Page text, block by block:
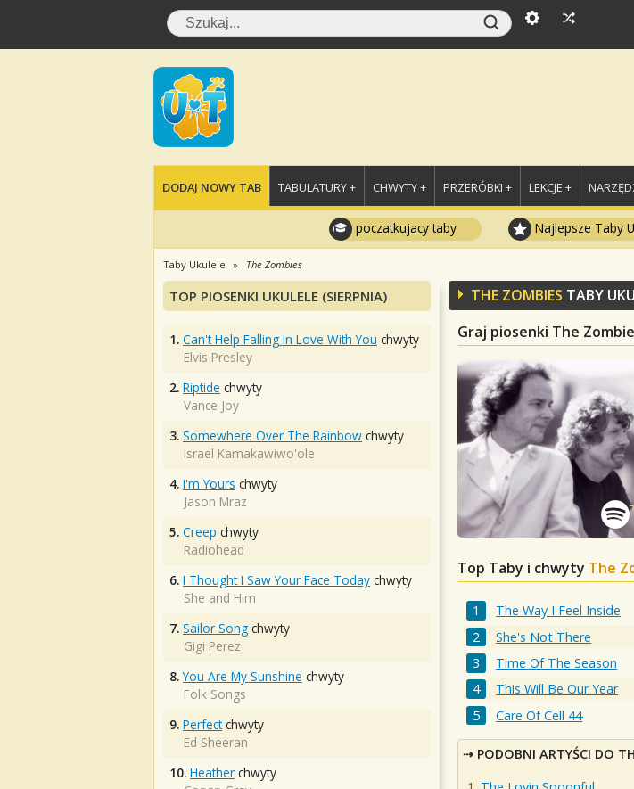
DODAJ NOWY TAB TABULATURY + CHWYTY + PRZERÓBKI + LEKCJE +
poczatkujacy taby Najlepsze Taby
Taby Ukulele The Zombies
THE ZOMBIES TABY
Graj piosenki The
Top Taby i chwyty The
The Way I Feel Inside
She's Not There
Time Of The Season
This Will Be Our Year
Care Of Cell 44
PODOBNI ARTYŚCI DO
TOP PIOSENKI UKULELE (SIERPNIA)
1. Can't Help Falling In Love With You chwyty
Elvis Presley
2. Riptide chwyty
Vance Joy
3. Somewhere Over The Rainbow chwyty
Israel Kamakawiwo'ole
4. I'm Yours chwyty
Jason Mraz
5. Creep chwyty
Radiohead
6. I Thought I Saw Your Face Today chwyty
She and Him
7. Sailor Song chwyty
Gigi Perez
8. You Are My Sunshine chwyty
Folk Songs
9. Perfectchwyty
Ed Sheeran
10. Heather chwyty